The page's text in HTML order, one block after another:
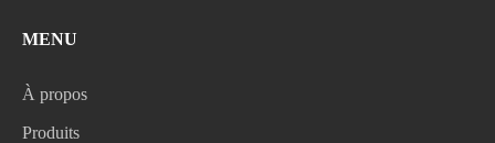
MENU
À propos
Produits